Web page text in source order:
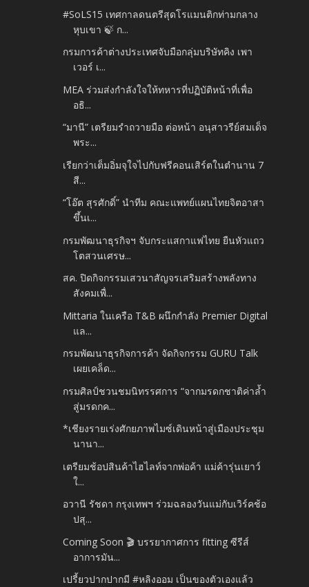
#SoLS15 เทศกาลดนตรีสุดโรแมนติกท่ามกลาง
หุบเขา 🍃 ก...
กรมการค้าต่างประเทศจับมือกลุ่มบริษัทคิง เพา
เวอร์ เ...
MEA ร่วมส่งกำลังใจให้ทหารที่ปฏิบัติหน้าที่เพื่อ
อธิ...
“มานี” เตรียมรำถวายมือ ต่อหน้า อนุสาวรีย์สมเด็จ
พระ...
เรียกว่าเต็มอิ่มจุใจไปกับฟรีคอนเสิร์ตในตำนาน 7
สี...
“โอ๊ต สุรศักดิ์” นำทีม คณะแพทย์แผนไทยจิตอาสา
ขึ้นเ...
กรมพัฒนาธุรกิจฯ จับกระแสกาแฟไทย ยืนหัวแถว
โตสวนเศรษ...
สค. ปิดกิจกรรมเสวนาสัญจรเสริมสร้างพลังทาง
สังคมเพื่...
Mittaria ในเครือ T&B ผนึกกำลัง Premier Digital
แล...
กรมพัฒนาธุรกิจการค้า จัดกิจกรรม GURU Talk
เผยเคล็ด...
กรมศิลป์ชวนชมนิทรรศการ “จากมรดกชาติค่าล้ำ
สู่มรดกค...
*เชียงรายเร่งศักยภาพไมซ์เดินหน้าสู่เมืองประชุม
นานา...
เตรียมช้อปสินค้าไฮไลท์จากพ่อค้า แม่ค้ารุ่นเยาว์
ใ...
อวานี รัชดา กรุงเทพฯ ร่วมฉลองวันแม่กับเวิร์คช้อ
ปสุ...
Coming Soon 🎬 บรรยากาศการ fitting ซีรีส์
อาการมัน...
เปรี้ยวปากปากมี #หลิงออม เป็นของตัวเองแล้ว